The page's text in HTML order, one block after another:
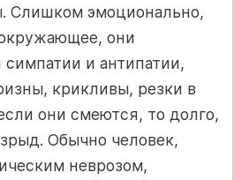
Слишком эмоционально,
они
и антипатии,
крикливы, резки в
они смеются, то долго,
Обычно человек,
неврозом,